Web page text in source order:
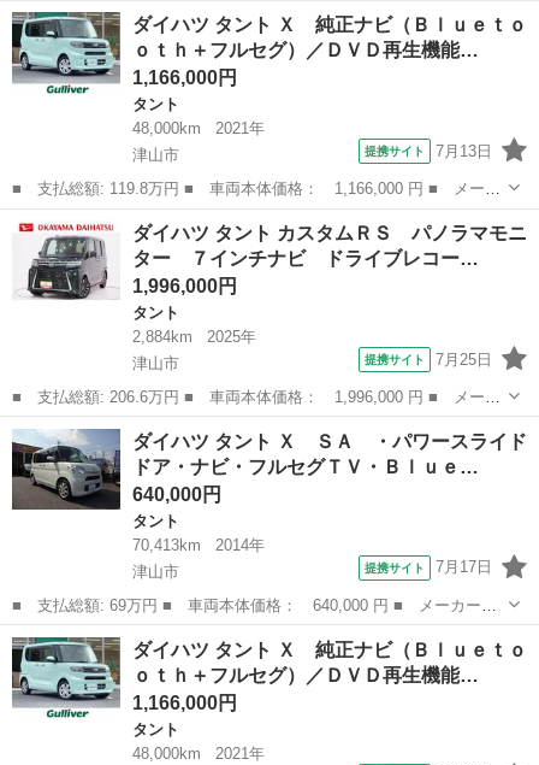
ー名： ダイハツ ■ 車種名： タント ■ グレード名： カスタム
Ｘ シートヒーター 両側パワースライドドア オートライト キー
フリー ...
岡山 津山市 タント
ダイハツ タント Ｘ 純正ナビ（Ｂｌｕｅｔｏ
ｏｔｈ＋フルセグ）／ＤＶＤ再生機能…
1,166,000円
タント
48,000km
2021年
津山市
提携サイト 7月13日
■ 支払総額: 119.8万円 ■ 車両本体価格： 1,166,000 円 ■ メーカ
ー名： ダイハツ ■ 車種名： タント ■ グレード名： Ｘ 純正
ナビ（Ｂｌｕｅｔｏｏｔｈ＋フルセグ）／ＤＶＤ再生機能有／前方ド
ライブレ...
岡山 津山市 タント
ダイハツ タント カスタムＲＳ パノラマモニ
ター ７インチナビ ドライブレコー…
1,996,000円
タント
2,884km
2025年
津山市
提携サイト 7月25日
■ 支払総額: 206.6万円 ■ 車両本体価格： 1,996,000 円 ■ メーカ
ー名： ダイハツ ■ 車種名： タント ■ グレード名： カスタム
ＲＳ パノラマモニター ７インチナビ ドライブレコーダー 両側
パワース...
岡山 津山市 タント
ダイハツ タント Ｘ ＳＡ ・パワースライド
ドア・ナビ・フルセグＴＶ・Ｂｌｕｅ…
640,000円
タント
70,413km
2014年
津山市
提携サイト 7月17日
■ 支払総額: 69万円 ■ 車両本体価格： 640,000 円 ■ メーカー
名： ダイハツ ■ 車種名： タント ■ グレード名： Ｘ Ｓ
Ａ ・パワースライドドア・ナビ・フルセグＴＶ・Ｂｌｕｅｔｏｏｔ
ｈ音楽・スマアシ・オ...
岡山 津山市 タント
ダイハツ タント Ｘ 純正ナビ（Ｂｌｕｅｔｏ
ｏｔｈ＋フルセグ）／ＤＶＤ再生機能…
1,166,000円
タント
48,000km
2021年